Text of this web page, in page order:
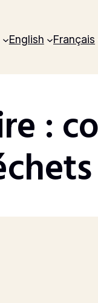
English Français
: